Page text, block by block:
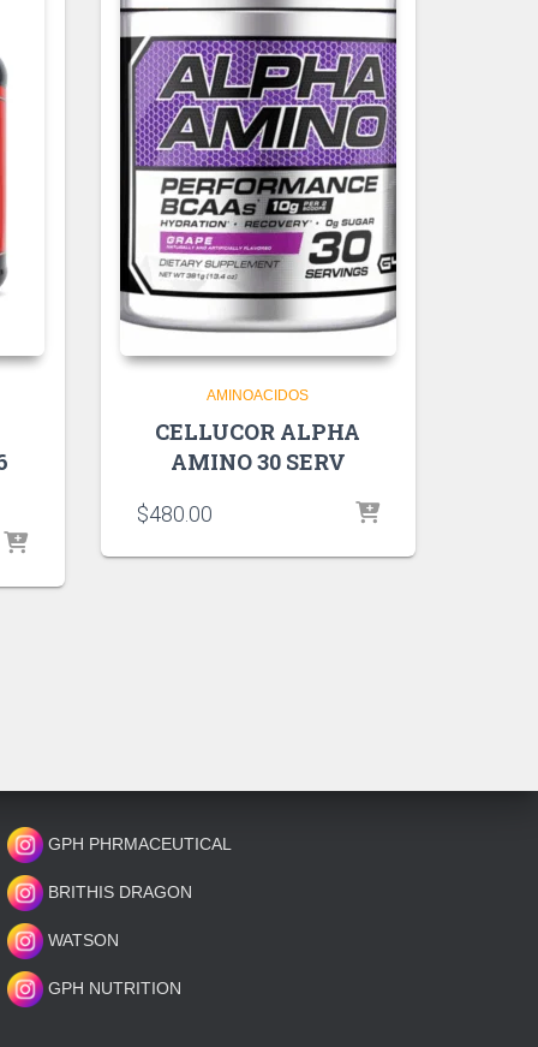
AMINOACIDOS
CELLUCOR ALPHA
AMINO 30 SERV
$480.00
GPH PHRMACEUTICAL
BRITHIS DRAGON
WATSON
GPH NUTRITION